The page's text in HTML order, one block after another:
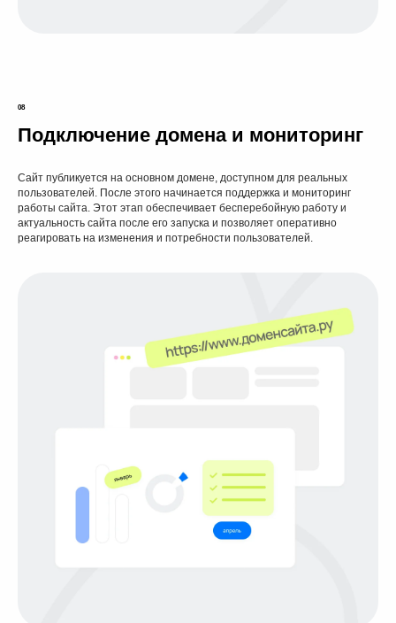
08
Подключение домена и мониторинг
Сайт публикуется на основном домене, доступном для реальных
пользователей. После этого начинается поддержка и мониторинг
работы сайта. Этот этап обеспечивает бесперебойную работу и
актуальность сайта после его запуска и позволяет оперативно
реагировать на изменения и потребности пользователей.
Последние кейсы